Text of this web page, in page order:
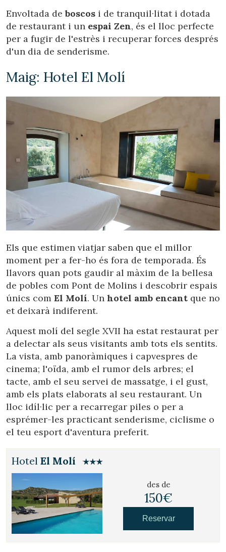
Envoltada deboscos i de tranquil·litat i dotada
de restaurant i un espai Zen, és el lloc perfecte
per a fugir de l'estrès i recuperar forces després
d'un dia de senderisme.
Maig: Hotel El Molí
Els que estimen viatjar saben que el millor
moment per a fer-ho és fora de temporada. És
llavors quan pots gaudir al màxim de la bellesa
de pobles com Pont de Molins i descobrir espais
únics com El Molí. Un hotel amb encant que no
et deixarà indiferent.
Aquest molí del segle XVII ha estat restaurat per
a delectar als seus visitants amb tots els sentits.
La vista, amb panoràmiques i capvespres de
cinema; l'oïda, amb el rumor dels arbres; el
tacte, amb el seu servei de massatge, i el gust,
amb els plats elaborats al seu restaurant. Un
lloc idíl·lic per a recarregar piles o per a
esprémer-les practicant senderisme, ciclisme o
el teu esport d'aventura preferit.
Hotel El Molí
des de
150€
Reservar